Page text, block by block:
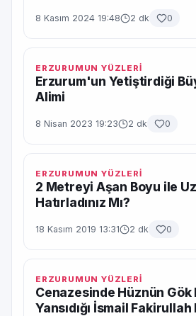
8 Kasım 2024 19:48 2 dk 0
ERZURUMUN YÜZLERİ
Erzurum'un Yetiştirdiği
Alimi
8 Nisan 2023 19:23 2 dk 0
ERZURUMUN YÜZLERİ
2 Metreyi Aşan Boyu ile
Hatırladınız Mı?
18 Kasım 2019 13:31 2 dk 0
ERZURUMUN YÜZLERİ
Cenazesinde Hüznün Gök
Yansıdığı İsmail